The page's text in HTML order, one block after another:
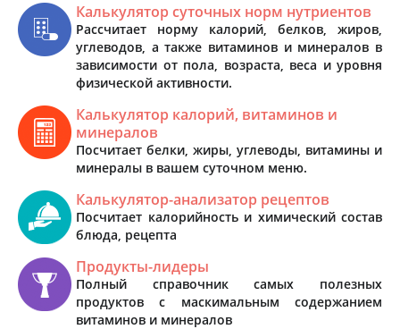
Калькулятор суточных норм нутриентов
Рассчитает норму калорий, белков, жиров,
углеводов, а также витаминов и минералов в
зависимости от пола, возраста, веса и уровня
физической активности.
Калькулятор калорий, витаминов и
минералов
Посчитает белки, жиры, углеводы, витамины и
минералы в вашем суточном меню.
Калькулятор-анализатор рецептов
Посчитает калорийность и химический состав
блюда, рецепта
Продукты-лидеры
Полный справочник самых полезных
продуктов с маскимальным содержанием
витаминов и минералов